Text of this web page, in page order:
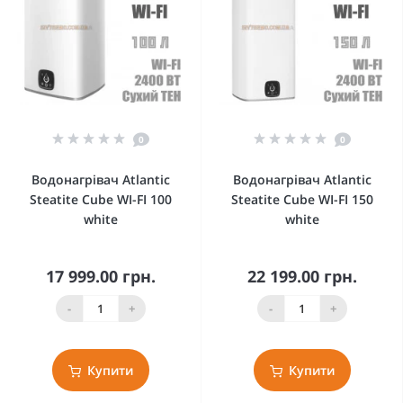
0
Водонагрівач Atlantic
Steatite Cube WI-FI 100
white
17 999.00 грн.
- +
Купити
0
Водонагрівач Atlantic
Steatite Cube WI-FI 150
white
22 199.00 грн.
- +
Купити